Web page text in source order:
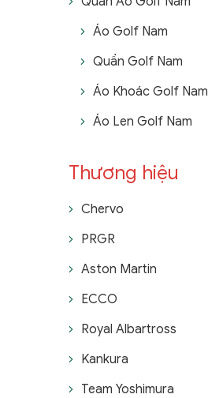
Áo Golf Nam
Quần Golf Nam
Áo Khoác Golf Nam
Áo Len Golf Nam
Thương hiệu
Chervo
PRGR
Aston Martin
ECCO
Royal Albartross
Kankura
Team Yoshimura